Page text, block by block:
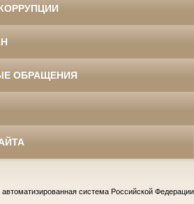
ОБРАЩЕНИЯ
автоматизированная система Российской